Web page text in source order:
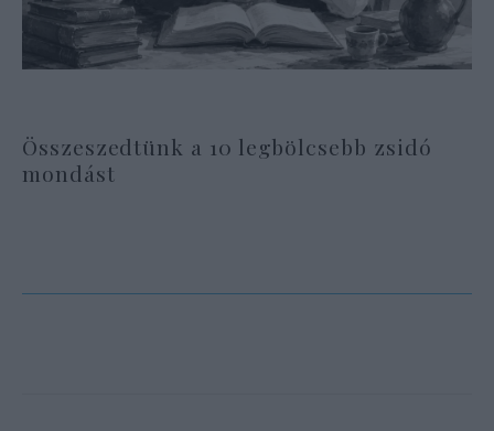
Összeszedtünk a 10 legbölcsebb zsidó
mondást